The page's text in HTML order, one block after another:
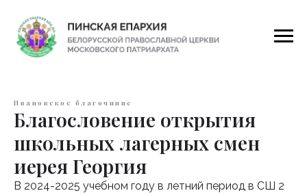
Ивановское благочиние
Благословение открытия
школьных лагерных смен
иерея Георгия
В 2024-2025 учебном году в летний период в СШ 2